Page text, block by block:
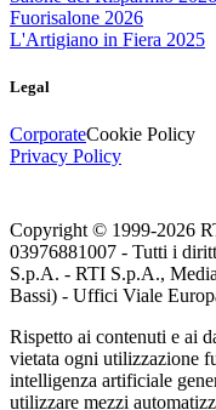
Fuorisalone 2026
L'Artigiano in Fiera 2025
Legal
CorporateCookie Policy
Privacy Policy
Copyright © 1999-2026
03976881007 - Tutti i
S.p.A. - RTI S.p.A.,
Bassi) - Uffici Viale
Rispetto ai contenuti e ai
vietata ogni utilizzazione
intelligenza artificiale
utilizzare mezzi